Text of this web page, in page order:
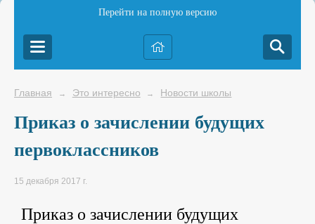
Перейти на полную версию
Главная → Это интересно → Новости школы
Приказ о зачислении будущих
первоклассников
15 декабря 2017 г.
Приказ о зачислении будущих